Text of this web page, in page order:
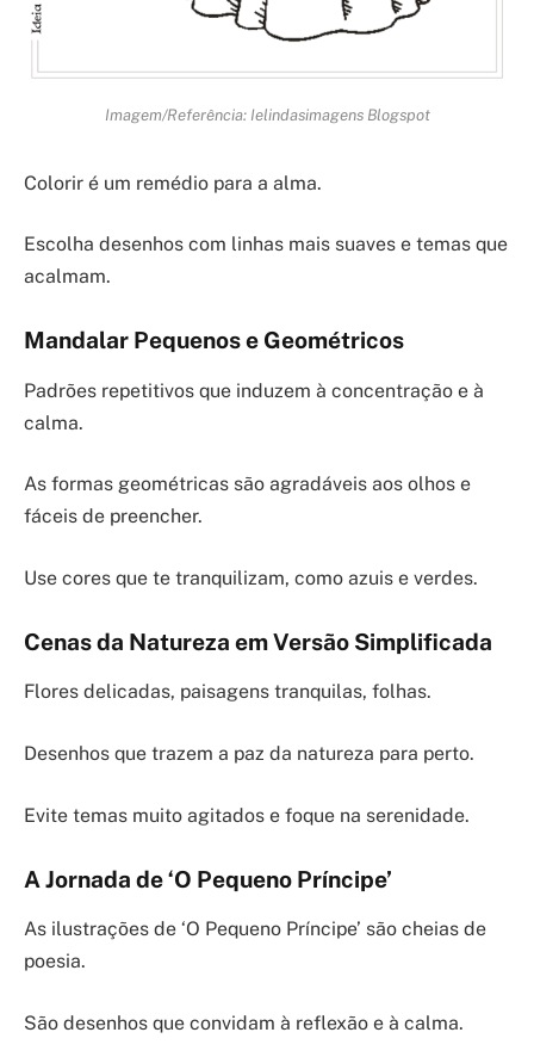
Imagem/Referência: Ielindasimagens Blogspot
Colorir é um remédio para a alma.
Escolha desenhos com linhas mais suaves e temas que
acalmam.
Mandalar Pequenos e Geométricos
Padrões repetitivos que induzem à concentração e à
calma.
As formas geométricas são agradáveis aos olhos e
fáceis de preencher.
Use cores que te tranquilizam, como azuis e verdes.
Cenas da Natureza em Versão Simplificada
Flores delicadas, paisagens tranquilas, folhas.
Desenhos que trazem a paz da natureza para perto.
Evite temas muito agitados e foque na serenidade.
A Jornada de ‘O Pequeno Príncipe’
As ilustrações de ‘O Pequeno Príncipe’ são cheias de
poesia.
São desenhos que convidam à reflexão e à calma.